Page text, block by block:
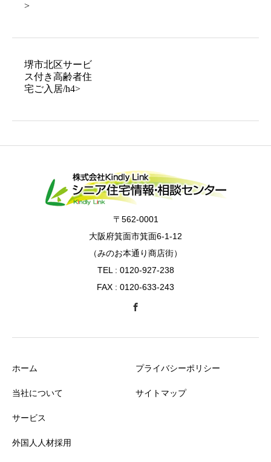
>
堺市北区サービ
ス付き高齢者住
宅ご入居/h4>
〒562-0001
大阪府箕面市箕面6-1-12
（みのお本通り商店街）
TEL : 0120-927-238
FAX : 0120-633-243
ホーム
当社について
サービス
外国人人材採用
プライバシーポリシー
サイトマップ